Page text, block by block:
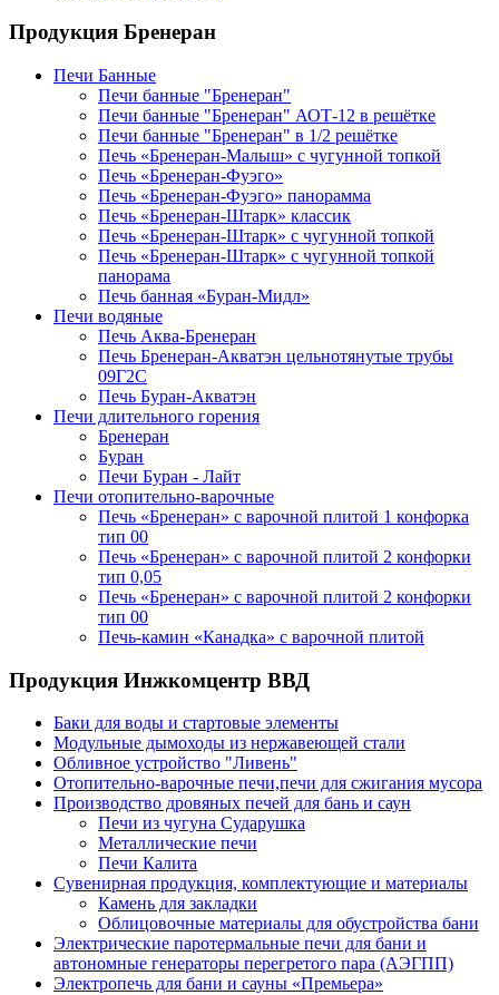
Продукция Бренеран
Печи Банные
Печи банные "Бренеран"
Печи банные "Бренеран" АОТ-12 в решётке
Печи банные "Бренеран" в 1/2 решётке
Печь «Бренеран-Малыш» с чугунной топкой
Печь «Бренеран-Фуэго»
Печь «Бренеран-Фуэго» панорамма
Печь «Бренеран-Штарк» классик
Печь «Бренеран-Штарк» с чугунной топкой
Печь «Бренеран-Штарк» с чугунной топкой
панорама
Печь банная «Буран-Мидл»
Печи водяные
Печь Аква-Бренеран
Печь Бренеран-Акватэн цельнотянутые трубы
09Г2С
Печь Буран-Акватэн
Печи длительного горения
Бренеран
Буран
Печи Буран - Лайт
Печи отопительно-варочные
Печь «Бренеран» с варочной плитой 1 конфорка
тип 00
Печь «Бренеран» с варочной плитой 2 конфорки
тип 0,05
Печь «Бренеран» с варочной плитой 2 конфорки
тип 00
Печь-камин «Канадка» с варочной плитой
Продукция Инжкомцентр ВВД
Баки для воды и стартовые элементы
Модульные дымоходы из нержавеющей стали
Обливное устройство "Ливень"
Отопительно-варочные печи,печи для сжигания мусора
Производство дровяных печей для бань и саун
Печи из чугуна Сударушка
Металлические печи
Печи Калита
Сувенирная продукция, комплектующие и материалы
Камень для закладки
Облицовочные материалы для обустройства бани
Электрические паротермальные печи для бани и
автономные генераторы перегретого пара (АЭГПП)
Электропечь для бани и сауны «Премьера»